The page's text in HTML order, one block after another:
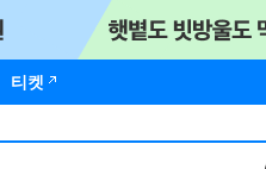
티켓